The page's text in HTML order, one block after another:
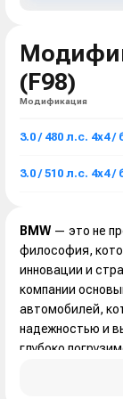
(F98)
Коробка
Расход, л / 100 км
Коробка
Расход, л / 100 км
10.50
Модификация
3.0 / 480 л.с. 4x4 /
3.0 / 510 л.с. 4x4 /
BMW — это не
философия,
инновации и
компании
автомобилей,
надежностью и
глубоко